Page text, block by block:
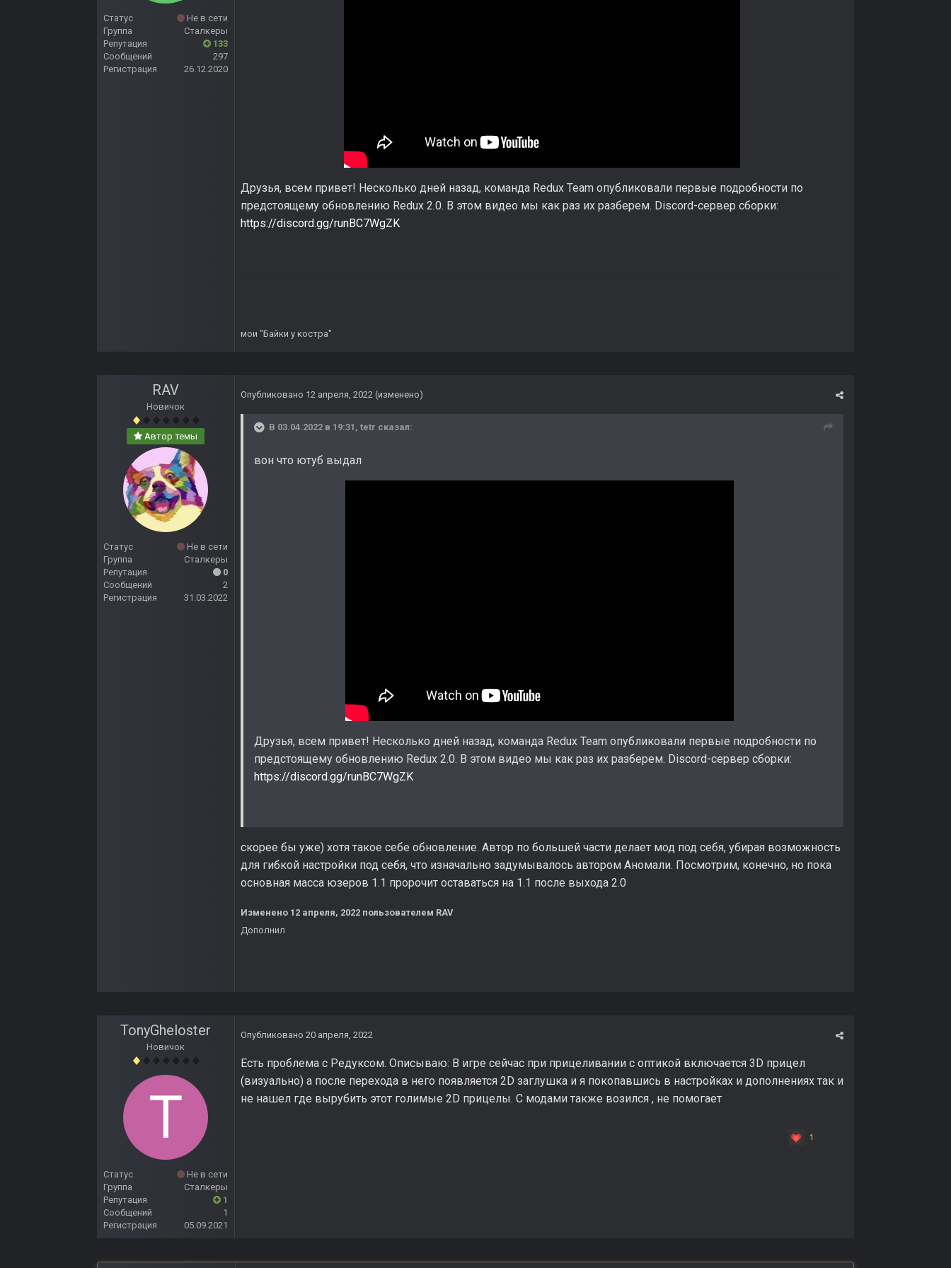
Статус
Не в сети
Группа
Сталкеры
Репутация
133
Сообщений
297
Регистрация
26.12.2020
Друзья, всем привет! Несколько дней назад, команда Redux Team опубликовали первые подробности по
предстоящему обновлению Redux 2.0. В этом видео мы как раз их разберем. Discord-сервер сборки:
https://discord.gg/runBC7WgZK
мои "Байки у костра"
RAV
Новичок
Автор темы
Статус
Не в сети
Группа
Сталкеры
Репутация
0
Сообщений
2
Регистрация
31.03.2022
Опубликовано 12 апреля, 2022 (изменено)
В 03.04.2022 в 19:31, tetr сказал:
вон что ютуб выдал
Друзья, всем привет! Несколько дней назад, команда Redux Team опубликовали первые подробности по
предстоящему обновлению Redux 2.0. В этом видео мы как раз их разберем. Discord-сервер сборки:
https://discord.gg/runBC7WgZK
скорее бы уже) хотя такое себе обновление. Автор по большей части делает мод под себя, убирая возможность
для гибкой настройки под себя, что изначально задумывалось автором Аномали. Посмотрим, конечно, но пока
основная масса юзеров 1.1 пророчит оставаться на 1.1 после выхода 2.0
Изменено 12 апреля, 2022 пользователем RAV
Дополнил
TonyGheloster
Новичок
Статус
Не в сети
Группа
Сталкеры
Репутация
1
Сообщений
1
Регистрация
05.09.2021
Опубликовано 20 апреля, 2022
Есть проблема с Редуксом. Описываю: В игре сейчас при прицеливании с оптикой включается 3D прицел
(визуально) а после перехода в него появляется 2D заглушка и я покопавшись в настройках и дополнениях так и
не нашел где вырубить этот голимые 2D прицелы. С модами также возился , не помогает
1